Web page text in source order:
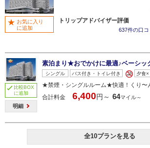
トリップアドバイザー評価
637件の口
お気に入り
に追加
比較BOX
に追加
明細
素泊まり★おでかけに最適♪ベーシッ
シングル バス付き・トイレ付き 夕食
★禁煙・シングルルーム★快適！くり〜
合計料金
6,400円～ 64マイル～
全10プランを見る